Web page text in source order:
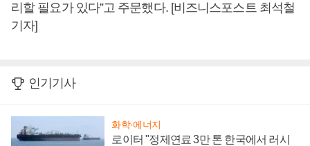
리할 필요가 있다”고 주문했다. [비즈니스포스트 최석철
기자]
인기기사
화학·에너지
로이터 "정제연료 3만 톤 한국에서 러시